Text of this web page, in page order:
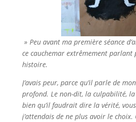
» Peu avant ma première séance
ce cauchemar extrêmement
histoire.
J’avais peur, parce qu’il parle de
profond. Le non-dit, la culpabilité,
bien qu’il faudrait dire la vérité,
j’attendais de ne plus avoir le choix.